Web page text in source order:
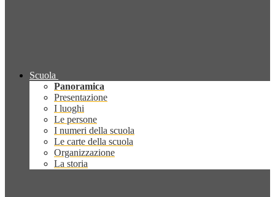
Scuola
Panoramica
Presentazione
I luoghi
Le persone
I numeri della scuola
Le carte della scuola
Organizzazione
La storia